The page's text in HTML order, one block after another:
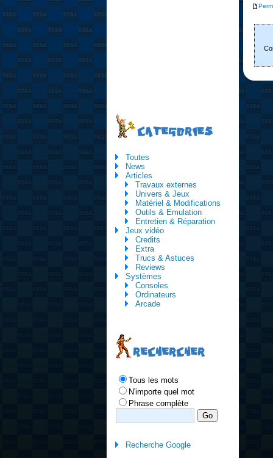
CATEGORIES
Toutes
News
Articles
Travaux externes
Univers & Jeux
Matériel & Modifications
Outils & Emulation
Entretien & Réparation
Jeux vidéo
Credits
Extra
Trucs & Astuces
Reviews
Systèmes
Consoles
Ordinateurs
Arcade
RECHERCHER
Tous les mots
N'importe quel mot
Phrase complète
Recherche Google